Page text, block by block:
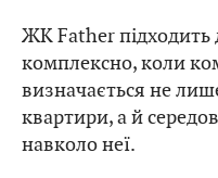
ЖК Father підходить
комплексно, коли
визначається не
квартири, а й
навколо неї.